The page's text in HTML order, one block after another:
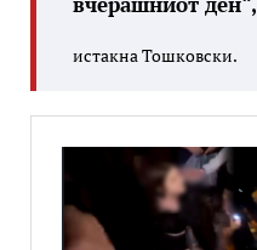
истакна Тошковски.